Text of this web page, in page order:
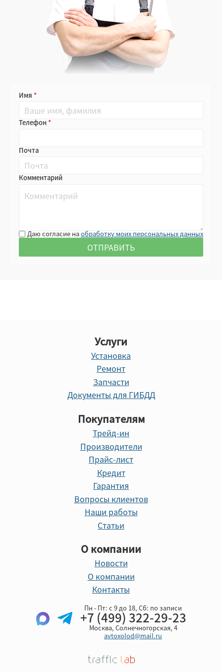
Имя
Телефон
Почта
Комментарий
Даю согласие наобработку моих персональных данных
Услуги
Установка
Ремонт
Запчасти
Документы для ГИБДД
Покупателям
Трейд-ин
Производители
Прайс-лист
Кредит
Гарантия
Вопросы клиентов
Наши работы
Статьи
О компании
Новости
О компании
Контакты
Пн - Пт: с 9 до 18, Cб: по записи
+7 (499) 322-29-23
Москва, Солнечногорская, 4
avtoxolod@mail.ru